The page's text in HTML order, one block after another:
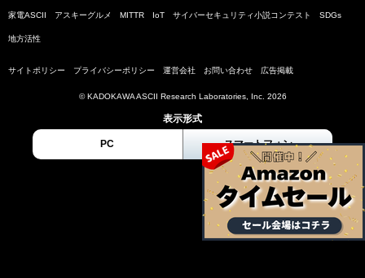
家電ASCII アスキーグルメ MITTR IoT サイバーセキュリティ小説コンテスト SDGs
地方活性
サイトポリシー プライバシーポリシー 運営会社 お問い合わせ 広告掲載
© KADOKAWA ASCII Research Laboratories, Inc. 2026
表示形式
PC スマートフォン